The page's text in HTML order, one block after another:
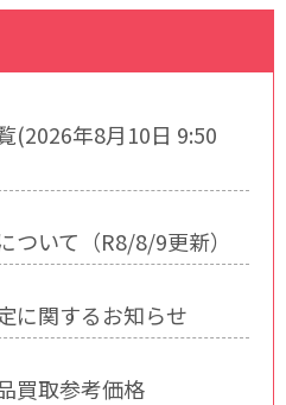
(2026年8月10日 9:50
いて（R8/8/9更新）
に関するお知らせ
買取参考価格